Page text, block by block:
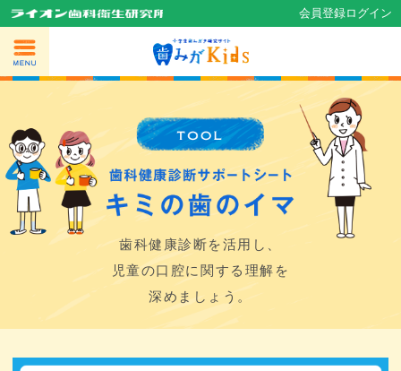
会員登録ログイン
歯科健康診断を活用し、
児童の口腔に関する理解を
深めましょう。